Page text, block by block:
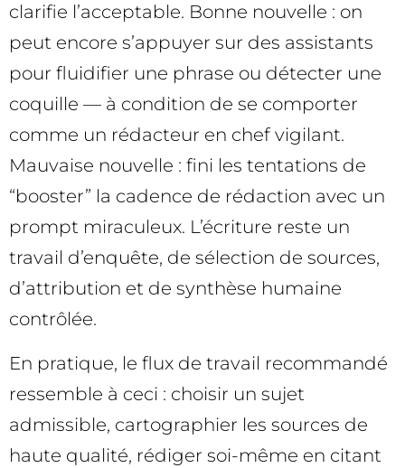
clarifie l’acceptable. Bonne nouvelle : on
peut encore s’appuyer sur des assistants
pour fluidifier une phrase ou détecter une
coquille — à condition de se comporter
comme un rédacteur en chef vigilant.
Mauvaise nouvelle : fini les tentations de
“booster” la cadence de rédaction avec un
prompt miraculeux. L’écriture reste un
travail d’enquête, de sélection de sources,
d’attribution et de synthèse humaine
contrôlée.
En pratique, le flux de travail recommandé
ressemble à ceci : choisir un sujet
admissible, cartographier les sources de
haute qualité, rédiger soi-même en citant